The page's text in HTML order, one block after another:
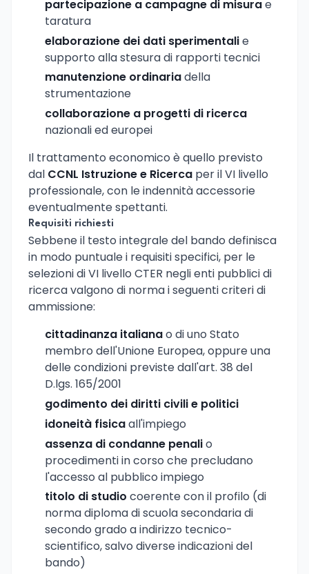
partecipazione a campagne di misurae
taratura
elaborazione dei dati sperimentalie
supporto alla stesura di rapporti tecnici
manutenzione ordinariadella
strumentazione
collaborazione a progetti di ricerca
nazionali ed europei
Il trattamento economico è quello previsto
dal CCNL Istruzione e Ricerca per il VI livello
professionale, con le indennità accessorie
eventualmente spettanti.
Requisiti richiesti
Sebbene il testo integrale del bando definisca
in modo puntuale i requisiti specifici, per le
selezioni di VI livello CTER negli enti pubblici di
ricerca valgono di norma i seguenti criteri di
ammissione:
cittadinanza italianao di uno Stato
membro dell'Unione Europea, oppure una
delle condizioni previste dall'art. 38 del
D.lgs. 165/2001
godimento dei diritti civili e politici
idoneità fisicaall'impiego
assenza di condanne penalio
procedimenti in corso che precludano
l'accesso al pubblico impiego
titolo di studio coerente con il profilo (di
norma diploma di scuola secondaria di
secondo grado a indirizzo tecnico-
scientifico, salvo diverse indicazioni del
bando)